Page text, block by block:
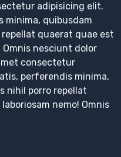
adipisicing elit.
minima, quibusdam
quaerat quae est
Omnis nesciunt dolor
consectetur
perferendis minima,
nihil porro repellat
nemo! Omnis